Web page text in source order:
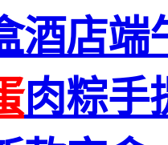
酒店端
肉粽手